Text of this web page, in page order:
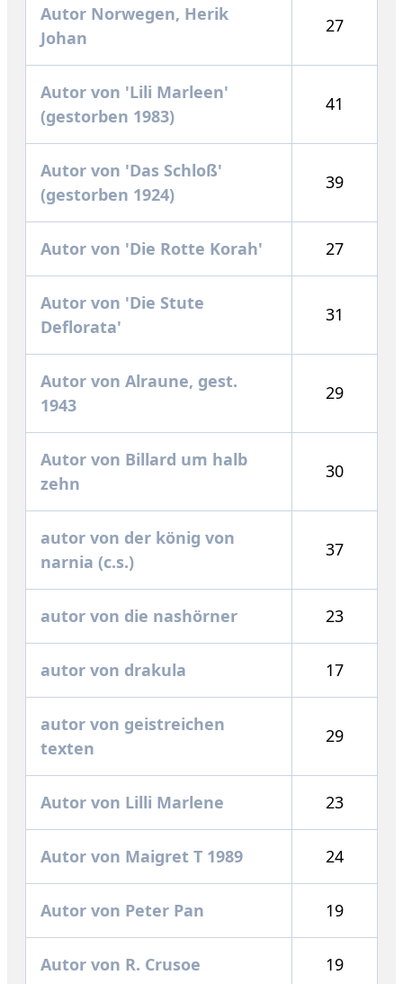
Autor Norwegen, Herik
Johan
27
Autor von 'Lili Marleen'
(gestorben 1983)
41
Autor von 'Das Schloß'
(gestorben 1924)
39
Autor von 'Die Rotte Korah' 27
Autor von 'Die Stute
Deflorata'
31
Autor von Alraune, gest.
1943
29
Autor von Billard um halb
zehn
30
autor von der könig von
narnia (c.s.)
37
autor von die nashörner 23
autor von drakula 17
autor von geistreichen
texten
29
Autor von Lilli Marlene 23
Autor von Maigret T 1989 24
Autor von Peter Pan 19
Autor von R. Crusoe 19